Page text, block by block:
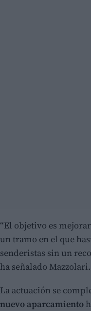
“El objetivo es
un tramo en el que
senderistas sin un
ha señalado Mazzolari.
La actuación se
nuevo aparcamiento